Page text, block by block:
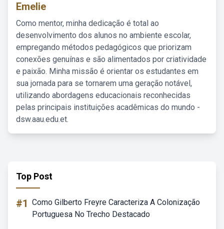
Emelie
Como mentor, minha dedicação é total ao
desenvolvimento dos alunos no ambiente escolar,
empregando métodos pedagógicos que priorizam
conexões genuínas e são alimentados por criatividade
e paixão. Minha missão é orientar os estudantes em
sua jornada para se tornarem uma geração notável,
utilizando abordagens educacionais reconhecidas
pelas principais instituições acadêmicas do mundo -
dsw.aau.edu.et.
Top Post
#1 Como Gilberto Freyre Caracteriza A Colonização
Portuguesa No Trecho Destacado